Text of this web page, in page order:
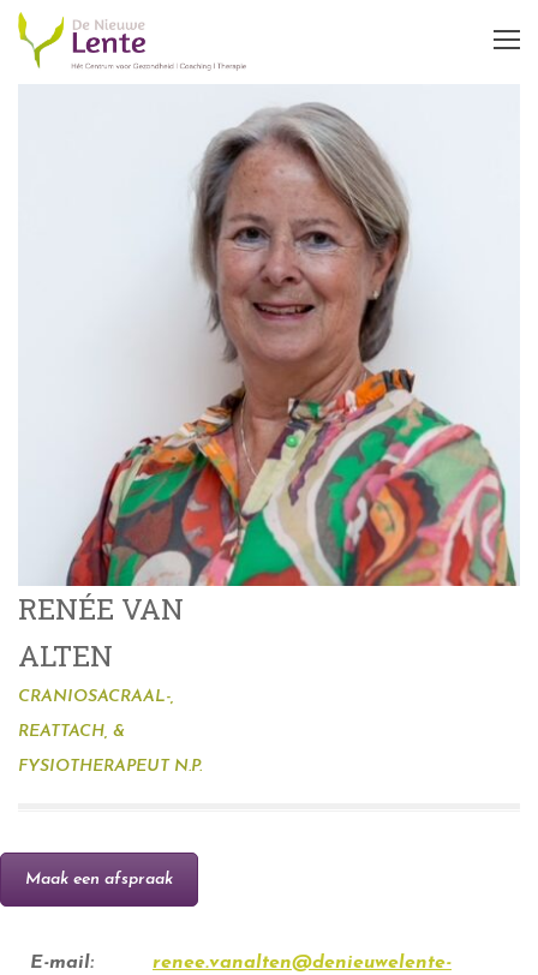
RENÉE VAN
ALTEN
CRANIOSACRAAL-,
REATTACH, &
FYSIOTHERAPEUT N.P.
Maak een afspraak
E-mail:
renee.vanalten@denieuwelente-